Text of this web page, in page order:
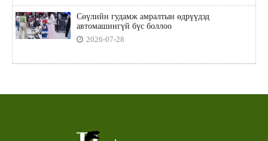
Сөүлийн гудамж амралтын өдрүүдэд
автомашингүй бүс боллоо
2026-07-28